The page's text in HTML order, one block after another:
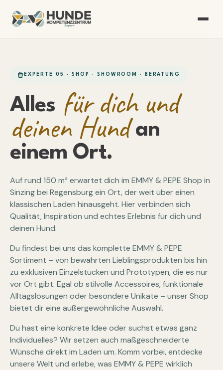
EXPERTE 05 · SHOP · SHOWROOM · BERATUNG
Alles für dich und
deinen Hundan
einem Ort.
Auf rund 150 m² erwartet dich im EMMY & PEPE Shop in
Sinzing bei Regensburg ein Ort, der weit über einen
klassischen Laden hinausgeht. Hier verbinden sich
Qualität, Inspiration und echtes Erlebnis für dich und
deinen Hund.
Du findest bei uns das komplette EMMY & PEPE
Sortiment – von bewährten Lieblingsprodukten bis hin
zu exklusiven Einzelstücken und Prototypen, die es nur
vor Ort gibt. Egal ob stilvolle Accessoires, funktionale
Alltagslösungen oder besondere Unikate – unser Shop
bietet dir eine außergewöhnliche Auswahl.
Du hast eine konkrete Idee oder suchst etwas ganz
Individuelles? Wir setzen auch maßgeschneiderte
Wünsche direkt im Laden um. Komm vorbei, entdecke
unsere Welt und erlebe, was EMMY & PEPE wirklich